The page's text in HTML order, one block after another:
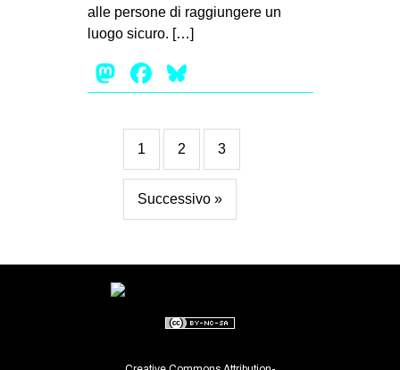
alle persone di raggiungere un
luogo sicuro. […]
Mastodon
Facebook
1 2 3
Successivo »